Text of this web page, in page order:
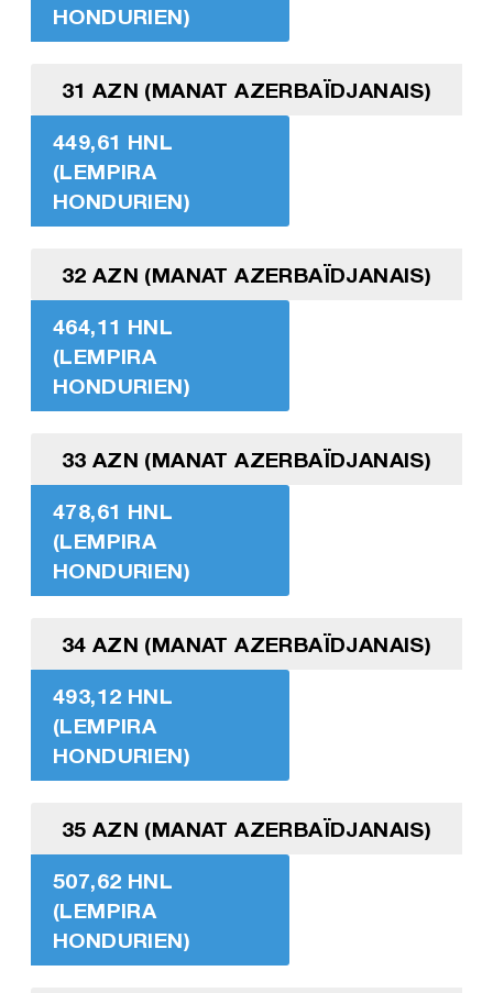
HONDURIEN)
31 AZN (MANAT AZERBAÏDJANAIS)
449,61 HNL
(LEMPIRA
HONDURIEN)
32 AZN (MANAT AZERBAÏDJANAIS)
464,11 HNL
(LEMPIRA
HONDURIEN)
33 AZN (MANAT AZERBAÏDJANAIS)
478,61 HNL
(LEMPIRA
HONDURIEN)
34 AZN (MANAT AZERBAÏDJANAIS)
493,12 HNL
(LEMPIRA
HONDURIEN)
35 AZN (MANAT AZERBAÏDJANAIS)
507,62 HNL
(LEMPIRA
HONDURIEN)